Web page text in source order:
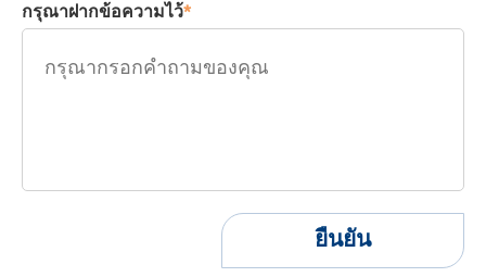
กรุณาฝากข้อความไว้*
ยืนยัน